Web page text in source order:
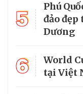
5
Phú
đảo
Dương
6
World
tại Việt